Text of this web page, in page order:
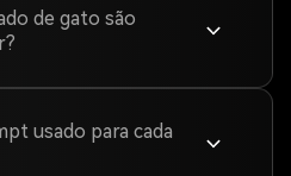
de gato são
usado para cada